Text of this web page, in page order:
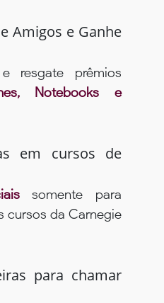
Amigos e Ganhe
resgate prêmios
Notebooks e
em cursos de
somente para
cursos da Carnegie
para chamar